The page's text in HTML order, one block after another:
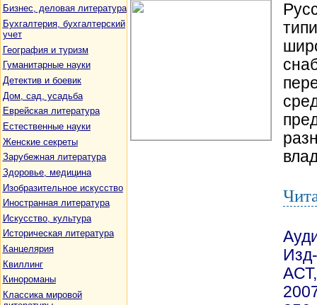
Бизнес, деловая литература
Бухгалтерия, бухгалтерский
учет
География и туризм
Гуманитарные науки
Детектив и боевик
Дом, сад, усадьба
Еврейская литература
Естественные науки
Женские секреты
Зарубежная литература
Здоровье, медицина
Изобразительное искусство
Иностранная литература
Искусство, культура
Историческая литература
Канцелярия
Квиллинг
Кинороманы
Классика мировой